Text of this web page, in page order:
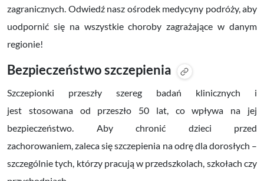
zagranicznych. Odwiedź nasz ośrodek medycyny podróży, aby
uodpornić się na wszystkie choroby zagrażające w danym
regionie!
Bezpieczeństwo szczepienia
Szczepionki przeszły szereg badań klinicznych i
jest stosowana od przeszło 50 lat,co wpływa na jej
bezpieczeństwo. Aby chronić dzieci przed
zachorowaniem, zaleca się szczepienia na odrę dla dorosłych –
szczególnie tych, którzy pracują w przedszkolach, szkołach czy